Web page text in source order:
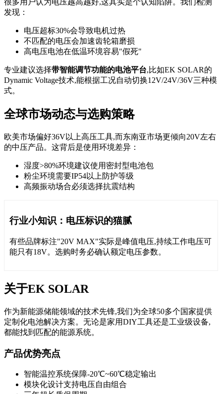
很多用户认为电压越高越好,这其实是个认知陷阱。我们检测
发现：
电压超标30%会导致电机过热
不匹配的电压会加速齿轮箱磨损
高电压电池在低温环境容易"假死"
专业建议选择带智能调节功能的电池平台,比如EK SOLAR的
Dynamic Voltage技术,能根据工况自动切换12V/24V/36V三种模
式。
全球市场动态与选购策略
欧美市场偏好36V以上高压工具,而东南亚市场更倾向20V左右
的中压产品。这背后是使用环境差异：
湿度>80%环境建议使用密封型电池包
粉尘环境需要IP54以上防护等级
高频振动场合必须选择抗震结构
行业小知识：电压标识的猫腻
有些品牌标注"20V MAX"实际是峰值电压,持续工作电压可
能只有18V。选购时务必确认额定电压参数。
关于EK SOLAR
作为新能源储能领域的技术先锋,我们为全球50多个国家提供
定制化电池解决方案。无论是家用DIY工具还是工业级设备,
都能找到匹配的能源系统。
产品优势亮点
智能温控系统保障-20℃~60℃稳定输出
模块化设计支持电压自由组合